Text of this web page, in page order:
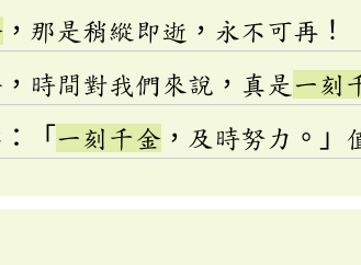
，那是稍縱即逝，永不可再！
時間對我們來說，真是 一刻
「 一刻千金 ，及時努力。」